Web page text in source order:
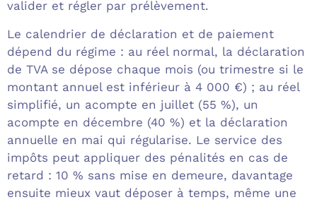
valider et régler par prélèvement.
Le calendrier de déclaration et de paiement
dépend du régime : au réel normal, la déclaration
de TVA se dépose chaque mois (ou trimestre si le
montant annuel est inférieur à 4 000 €) ; au réel
simplifié, un acompte en juillet (55 %), un
acompte en décembre (40 %) et la déclaration
annuelle en mai qui régularise. Le service des
impôts peut appliquer des pénalités en cas de
retard : 10 % sans mise en demeure, davantage
ensuite mieux vaut déposer à temps, même une